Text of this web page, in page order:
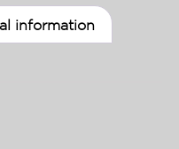
information